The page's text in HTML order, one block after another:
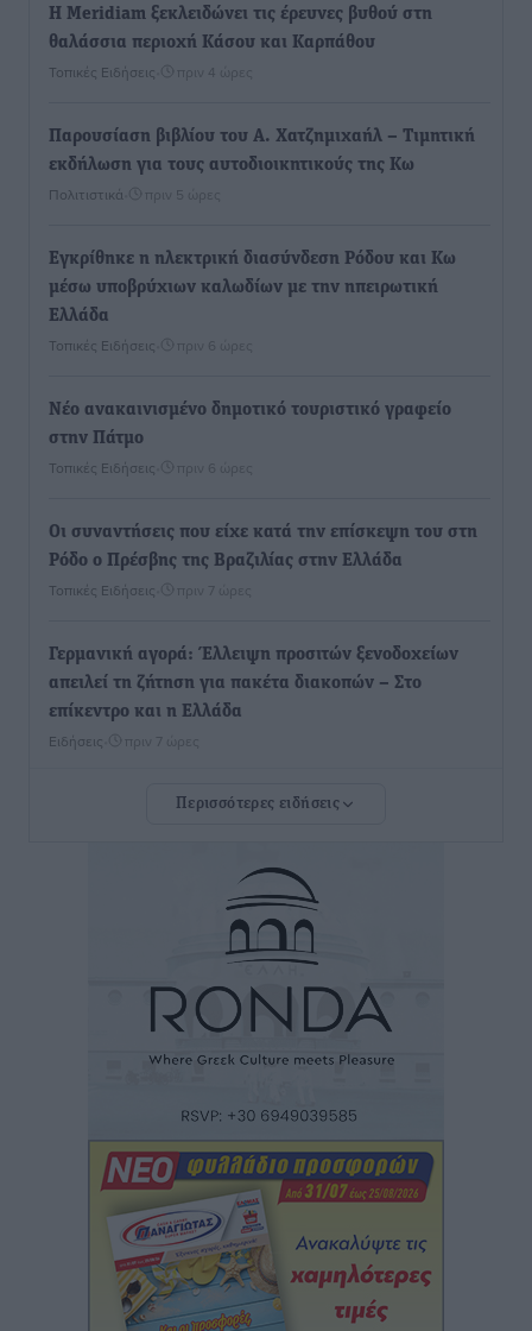
Η Meridiam ξεκλειδώνει τις έρευνες βυθού στη
θαλάσσια περιοχή Κάσου και Καρπάθου
Τοπικές Ειδήσεις πριν 4 ώρες
Παρουσίαση βιβλίου του Α. Χατζημιχαήλ – Τιμητική
εκδήλωση για τους αυτοδιοικητικούς της Κω
Πολιτιστικά πριν 5 ώρες
Εγκρίθηκε η ηλεκτρική διασύνδεση Ρόδου και Κω
μέσω υποβρύχιων καλωδίων με την ηπειρωτική
Ελλάδα
Τοπικές Ειδήσεις πριν 6 ώρες
Νέο ανακαινισμένο δημοτικό τουριστικό γραφείο
στην Πάτμο
Τοπικές Ειδήσεις πριν 6 ώρες
Οι συναντήσεις που είχε κατά την επίσκεψη του στη
Ρόδο ο Πρέσβης της Βραζιλίας στην Ελλάδα
Τοπικές Ειδήσεις πριν 7 ώρες
Γερμανική αγορά: Έλλειψη προσιτών ξενοδοχείων
απειλεί τη ζήτηση για πακέτα διακοπών – Στο
επίκεντρο και η Ελλάδα
Ειδήσεις πριν 7 ώρες
Νέο ξενοδοχείο στη Ρόδο για την H Hotels –
πριν 7 ώρες
Αυτοκίνητο μπήκε παράνομα σε μονόδρομο στο
Μαστιχάρι – Αναποδογύρισε όχημα με μητέρα και
“Η Ευρώπη αντιμετώπιζε το προσφυγικό σαν ταινία
Γιασιράνη στον RV για τα γεγονότα που οδήγησαν στο
Σύμφωνο της Λέρου
Τοπικές Ειδήσεις• πριν 8 ώρες
Συναυλία με τον Γιάννη Κότσιρα στις 21 Αυγούστου
• πριν 8 ώρες
Περισσότερες ειδήσεις